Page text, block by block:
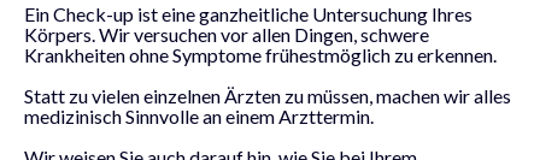
Ein Check-up ist eine ganzheitliche Untersuchung Ihres
Körpers. Wir versuchen vor allen Dingen, schwere
Krankheiten ohne Symptome frühestmöglich zu erkennen.
Statt zu vielen einzelnen Ärzten zu müssen, machen wir alles
medizinisch Sinnvolle an einem Arzttermin.